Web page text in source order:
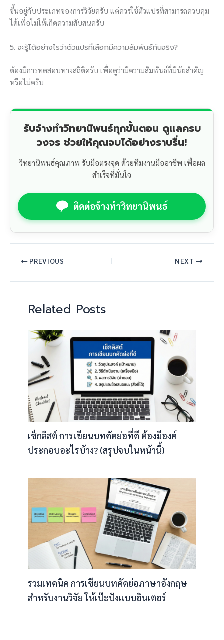
ขึ้นอยู่กับประเภทของการวิจัยครับ แต่ควรใช้ตัวแปรที่สามารถควบคุม
ได้เพื่อไม่ให้เกิดความสับสนครับ
5. จะรู้ได้อย่างไรว่าตัวแปรที่เลือกมีความสัมพันธ์กันจริง?
ต้องมีการทดสอบทางสถิติครับ เพื่อดูว่ามีความสัมพันธ์ที่มีนัยสำคัญ
หรือไม่ครับ
รับจ้างทำวิทยานิพนธ์ทุกขั้นตอน ดูแลครบ
วงจร ช่วยให้คุณจบได้อย่างราบรื่น!
วิทยานิพนธ์คุณภาพ รับมือตรงจุด ด้วยทีมงานมืออาชีพ เพื่อผล
สำเร็จที่มั่นใจ
ติดต่อจ้างทำวิทยานิพนธ์
PREVIOUS NEXT
Related Posts
เช็กลิสต์ การเขียนบทคัดย่อที่ดี ต้องมีองค์
ประกอบอะไรบ้าง? (สรุปจบในหน้านี้)
รวมเทคนิค การเขียนบทคัดย่อภาษาอังกฤษ
สำหรับงานวิจัย ให้เป๊ะปังแบบอินเตอร์